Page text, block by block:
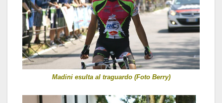
Madini esulta al traguardo (Foto Berry)